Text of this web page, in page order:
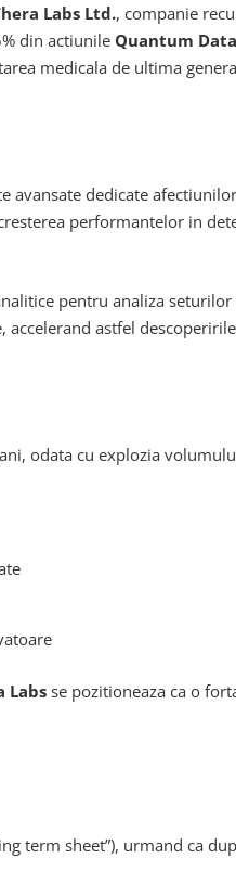
Labs Ltd., companie
din actiunile Quantum
medicala de ultima
avansate dedicate
performantelor in
pentru analiza
astfel
odata cu explozia
Labsse pozitioneaza ca o
sheet”), urmand ca